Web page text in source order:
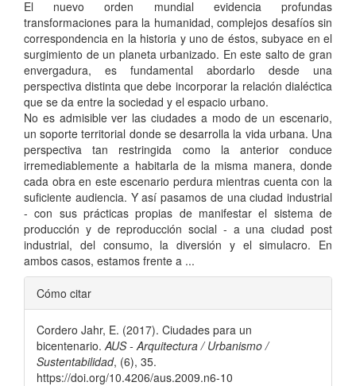
artículo
El nuevo orden mundial evidencia profundas
transformaciones para la humanidad, complejos desafíos sin
correspondencia en la historia y uno de éstos, subyace en el
surgimiento de un planeta urbanizado. En este salto de gran
envergadura, es fundamental abordarlo desde una
perspectiva distinta que debe incorporar la relación dialéctica
que se da entre la sociedad y el espacio urbano.
No es admisible ver las ciudades a modo de un escenario,
un soporte territorial donde se desarrolla la vida urbana. Una
perspectiva tan restringida como la anterior conduce
irremediablemente a habitarla de la misma manera, donde
cada obra en este escenario perdura mientras cuenta con la
suficiente audiencia. Y así pasamos de una ciudad industrial
- con sus prácticas propias de manifestar el sistema de
producción y de reproducción social - a una ciudad post
industrial, del consumo, la diversión y el simulacro. En
ambos casos, estamos frente a ...
Detalles
del
artículo
Cómo citar
Cordero Jahr, E. (2017). Ciudades para un
bicentenario. AUS - Arquitectura / Urbanismo /
Sustentabilidad, (6), 35.
https://doi.org/10.4206/aus.2009.n6-10